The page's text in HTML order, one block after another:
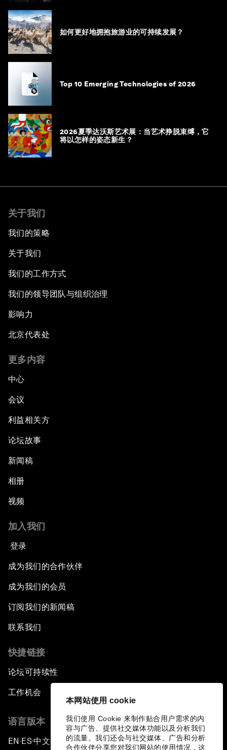
本网站使用 cookie
我们使用 Cookie 来制作贴合用户需求的内
容与广告、提供社交媒体功能以及分析我们
的流量。我们还会与社交媒体、广告和分析
合作伙伴分享您对我们网站的使用情况，这
如何更好地拥抱旅游业的可持续发展？
Top 10 Emerging Technologies of 2026
2026夏季达沃斯艺术展：当艺术挣脱束缚，它
将以怎样的姿态新生？
关于我们
我们的策略
关于我们
我们的工作方式
我们的领导团队与组织治理
影响力
北京代表处
更多内容
中心
会议
利益相关方
论坛故事
新闻稿
相册
视频
加入我们
登录
成为我们的合作伙伴
成为我们的会员
订阅我们的新闻稿
联系我们
快捷链接
论坛可持续性
工作机会
语言版本
EN ▪ ES▪中文▪ 日本語